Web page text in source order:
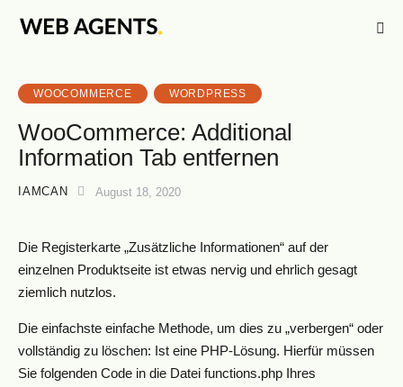
WOOCOMMERCE WORDPRESS
WooCommerce: Additional
Information Tab entfernen
IAMCAN August 18, 2020
Die Registerkarte „Zusätzliche Informationen“ auf der
einzelnen Produktseite ist etwas nervig und ehrlich gesagt
ziemlich nutzlos.
Die einfachste einfache Methode, um dies zu „verbergen“ oder
vollständig zu löschen: Ist eine PHP-Lösung. Hierfür müssen
Sie folgenden Code in die Datei functions.php Ihres